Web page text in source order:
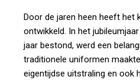
Door de jaren heen heeft het
ontwikkeld. In het
jaar bestond, werd een
traditionele uniformen
eigentijdse uitstraling en ook